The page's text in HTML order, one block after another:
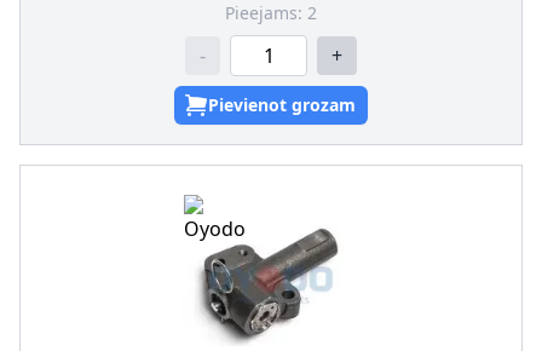
Pieejams: 2
- +
Pievienot grozam